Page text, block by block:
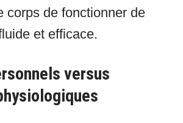
corps de fonctionner de
et efficace.
versus